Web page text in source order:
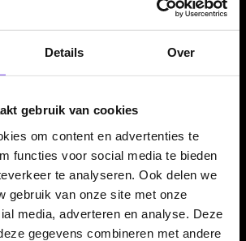
Details Over
gebruik van cookies
om content en advertenties te
functies voor social media te bieden
te analyseren. Ook delen we
gebruik van onze site met onze
media, adverteren en analyse. Deze
gegevens combineren met andere
en 25 gram
de Zwaan Phase 3 90% dartpijlen zijn
mm. De 23 gram variant heeft een
mm en de 25 gram variant heeft een
mm.
met Gripper shafts en UltraFly